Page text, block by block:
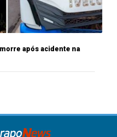
após acidente na